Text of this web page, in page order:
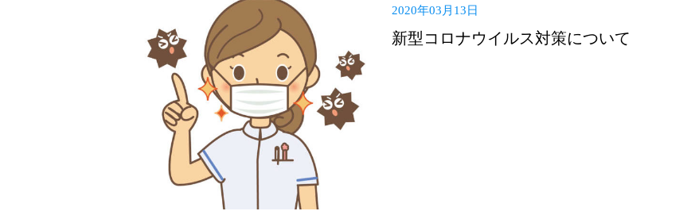
2020年03月13日
新型コロナウイルス対策について